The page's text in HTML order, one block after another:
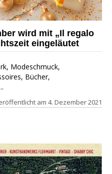
wird mit „Il regalo
eingeläutet
Modeschmuck,
Bücher,
am 4. Dezember 2021